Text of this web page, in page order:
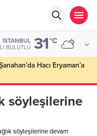
İSTANBUL
BULUTLU 31°C
Hacı Eryaman’a
söyleşilerine
söyleşilerine devam